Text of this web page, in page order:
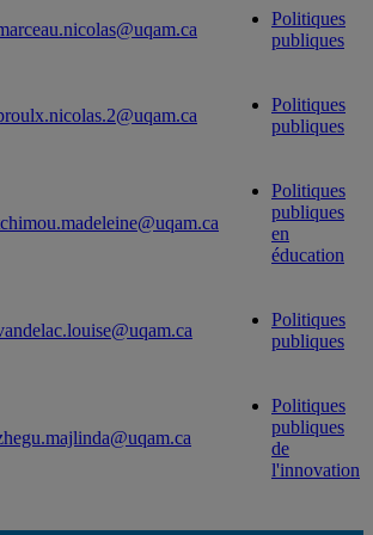
Politiques
publiques
Politiques
publiques
Politiques
publiques
en
éducation
Politiques
publiques
Politiques
publiques
de
l'innovation